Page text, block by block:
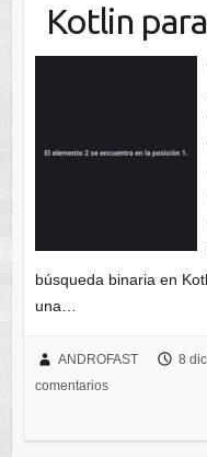
Kotlin
búsqueda binaria en
una…
ANDROFAST 8
comentarios